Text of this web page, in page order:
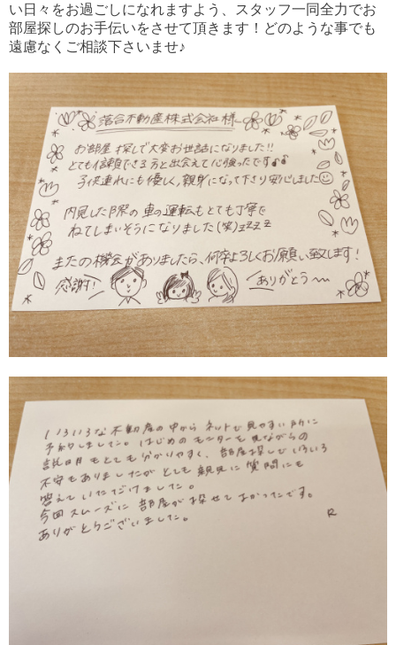
い日々をお過ごしになれますよう、スタッフ一同全力でお
部屋探しのお手伝いをさせて頂きます！どのような事でも
遠慮なくご相談下さいませ♪